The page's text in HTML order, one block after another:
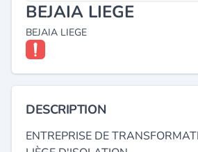
BEJAIA LIEGE
BEJAIA LIEGE
DESCRIPTION
ENTREPRISE DE